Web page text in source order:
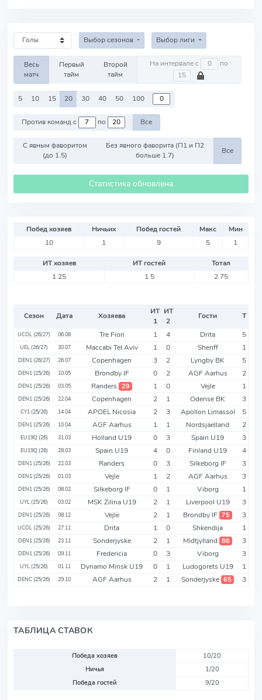
Выбор сезонов Выбор лиги
Весь
матч
Первый
тайм
Второй
тайм
На интервале с по
5 10 15 20 30 40 50 100
Против команд с по Все
С явным фаворитом
(до 1.5)
Без явного фаворита (П1 и П2
больше 1.7)
Все
Статистика обновлена
Побед хозяев Ничьих Побед гостей Макс
Мин
10
1 9 5 1
ИТ хозяев ИТ гостей
Тотал
1.25
1.5 2.75
Сезон Дата Хозяева
ИТ
1
ИТ
2
Гости Т
UCOL (26/27) 06.08 Tre Fiori 1 4 Drita 5
UEL (26/27) 30.07 Maccabi Tel Aviv 1 0 Sheriff 1
DEN1 (26/27) 26.07 Copenhagen 3 2 Lyngby BK 5
DEN1 (25/26) 10.05 Brondby IF 0 2 AGF Aarhus 2
DEN1 (25/26) 03.05 Randers 29 1 0 Vejle 1
DEN1 (25/26) 22.04 Copenhagen 2 1 Odense BK 3
CY1 (25/26) 14.04 APOEL Nicosia 2 3 Apollon Limassol 5
DEN1 (25/26) 10.04 AGF Aarhus 1 1 Nordsjaelland 2
EU19Q (26) 31.03 Holland U19 0 3 Spain U19 3
EU19Q (26) 28.03 Spain U19 4 0 Finland U19 4
DEN1 (25/26) 22.03 Randers 0 3 Silkeborg IF 3
DEN1 (25/26) 01.03 Vejle 1 2 AGF Aarhus 3
DEN1 (25/26) 08.02 Silkeborg IF 0 1 Viborg 1
UYL (25/26) 03.02 MSK Zilina U19 2 1 Liverpool U19 3
DEN1 (25/26) 08.12 Vejle 2 1 Brondby IF 75 3
UCOL (25/26) 27.11 Drita 1 0 Shkendija 1
DEN1 (25/26) 23.11 Sonderjyske 2 1 Midtjylland 86 3
DEN1 (25/26) 09.11 Fredericia 0 3 Viborg 3
UYL (25/26) 01.11 Dynamo Minsk U19 0 1 Ludogorets U19 1
DENC (25/26) 29.10 AGF Aarhus 2 1 Sonderjyske 65 3
ТАБЛИЦА СТАВОК
Победа хозяев
10/20
Ничья
1/20
Победа гостей
9/20